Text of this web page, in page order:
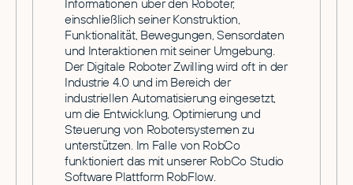
Informationen über den Roboter,
einschließlich seiner Konstruktion,
Funktionalität, Bewegungen, Sensordaten
und Interaktionen mit seiner Umgebung.
Der Digitale Roboter Zwilling wird oft in der
Industrie 4.0 und im Bereich der
industriellen Automatisierung eingesetzt,
um die Entwicklung, Optimierung und
Steuerung von Robotersystemen zu
unterstützen. Im Falle von RobCo
funktioniert das mit unserer RobCo Studio
Software Plattform RobFlow.